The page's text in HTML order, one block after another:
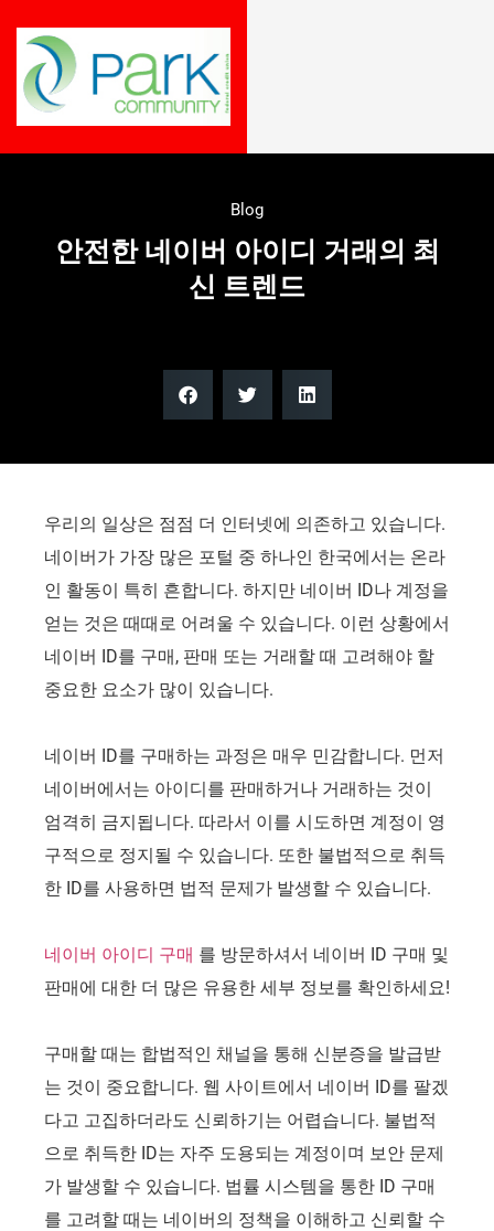
Blog
안전한 네이버 아이디 거래의 최
신 트렌드
우리의 일상은 점점 더 인터넷에 의존하고 있습니다.
네이버가 가장 많은 포털 중 하나인 한국에서는 온라
인 활동이 특히 흔합니다. 하지만 네이버 ID나 계정을
얻는 것은 때때로 어려울 수 있습니다. 이런 상황에서
네이버 ID를 구매, 판매 또는 거래할 때 고려해야 할
중요한 요소가 많이 있습니다.
네이버 ID를 구매하는 과정은 매우 민감합니다. 먼저
네이버에서는 아이디를 판매하거나 거래하는 것이
엄격히 금지됩니다. 따라서 이를 시도하면 계정이 영
구적으로 정지될 수 있습니다. 또한 불법적으로 취득
한 ID를 사용하면 법적 문제가 발생할 수 있습니다.
네이버 아이디 구매 를 방문하셔서 네이버 ID 구매 및
판매에 대한 더 많은 유용한 세부 정보를 확인하세요!
구매할 때는 합법적인 채널을 통해 신분증을 발급받
는 것이 중요합니다. 웹 사이트에서 네이버 ID를 팔겠
다고 고집하더라도 신뢰하기는 어렵습니다. 불법적
으로 취득한 ID는 자주 도용되는 계정이며 보안 문제
가 발생할 수 있습니다. 법률 시스템을 통한 ID 구매
를 고려할 때는 네이버의 정책을 이해하고 신뢰할 수